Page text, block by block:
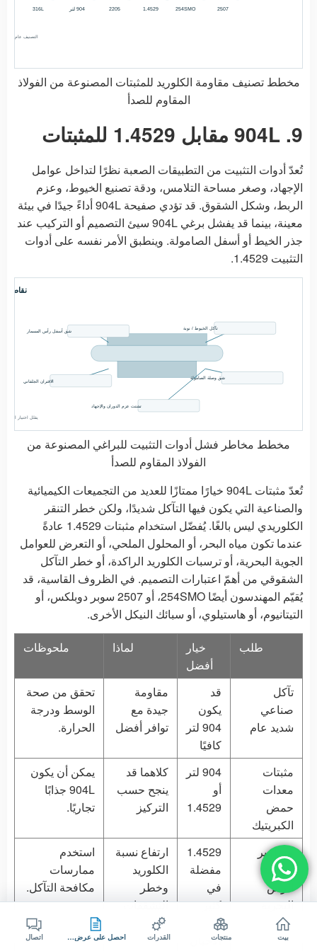
316L 904 لتر 2205 1.4529 254SMO 2507
التصنيف عام. يعتمد
مخطط تصنيف مقاومة الكلوريد للمثبتات المصنوعة من الفولاذ
المقاوم للصدأ
9. 904L مقابل 1.4529 للمثبتات
تُعدّ أدوات التثبيت من التطبيقات الصعبة نظرًا لتداخل عوامل
الإجهاد، وصغر مساحة التلامس، ودقة تصنيع الخيوط، وعزم
الربط، وشكل الشقوق. قد تؤدي صفيحة 904L أداءً جيدًا في بيئة
معينة، بينما قد يفشل برغي 904L سيئ التصميم أو التركيب عند
جذر الخيط أو أسفل الصامولة. وينطبق الأمر نفسه على أدوات
التثبيت 1.4529.
نقاط
شق أسفل رأس المسمار تآكل الخيوط / نوبة
شق وصلة الصامولة
الاقتران الجلفاني
تشتت عزم الدوران والإجهاد
يقلل اختيار
مخطط مخاطر فشل أدوات التثبيت للبراغي المصنوعة من
الفولاذ المقاوم للصدأ
تُعدّ مثبتات 904L خيارًا ممتازًا للعديد من التجميعات الكيميائية
والصناعية التي يكون فيها التآكل شديدًا، ولكن خطر التنقر
الكلوريدي ليس بالغًا. يُفضّل استخدام مثبتات 1.4529 عادةً
عندما تكون مياه البحر، أو المحلول الملحي، أو التعرض للعوامل
الجوية البحرية، أو ترسبات الكلوريد الراكدة، أو خطر التآكل
الشقوقي من أهمّ اعتبارات التصميم. في الظروف القاسية، قد
يُقيّم المهندسون أيضًا 254SMO، أو 2507 سوبر دوبلكس، أو
التيتانيوم، أو هاستيلوي، أو سبائك النيكل الأخرى.
طلب
خيار
أفضل
لماذا ملحوظات
تآكل
صناعي
شديد عام
قد
يكون
904 لتر
كافيًا
مقاومة
جيدة مع
توافر أفضل
تحقق من صحة
الوسط ودرجة
الحرارة.
مثبتات
معدات
حمض
الكبريتيك
904 لتر
أو
1.4529
كلاهما قد
ينجح حسب
التركيز
يمكن أن يكون
904L جذابًا
تجاريًا.
مسامير
منطقة
الرش
البحرية
1.4529
مفضلة
في
كثير
من
الأحيان
ارتفاع نسبة
الكلوريد
وخطر
التشققات
استخدم
ممارسات
مكافحة التآكل.
بيت منتجات القدرات احصل على عرض سعر اتصال